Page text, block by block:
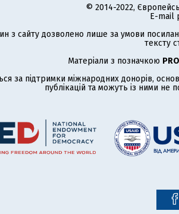
© 2014-2022,
E-mail
з сайту дозволено лише за умови
тексту
Матеріали з позначкою
за підтримки міжнародних донорів,
публікацій та можуть із ними не